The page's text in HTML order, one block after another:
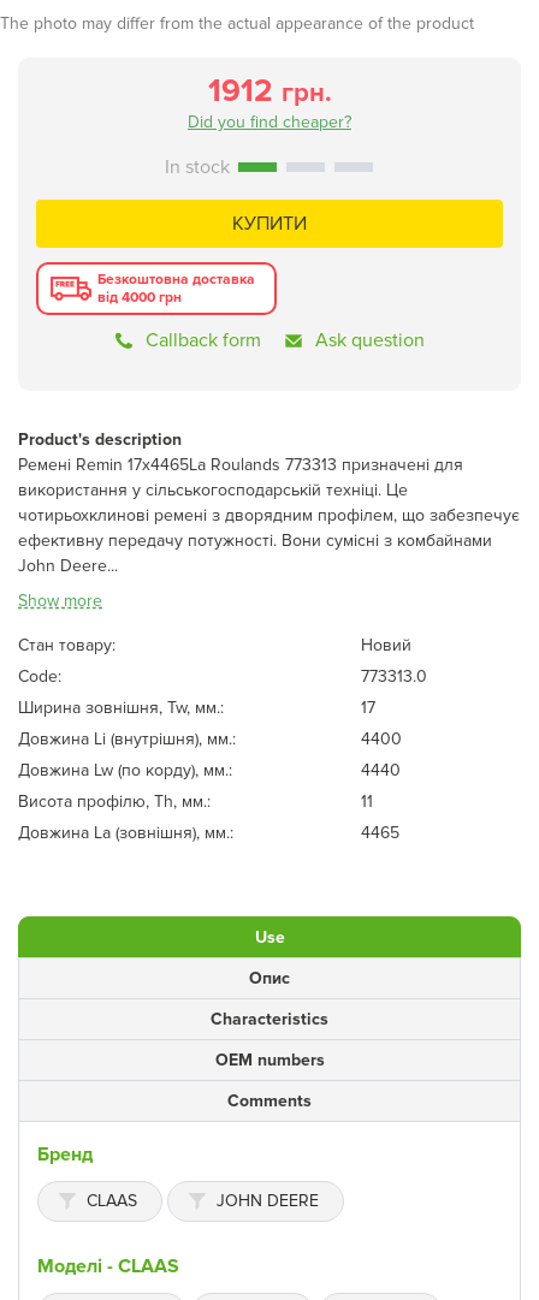
The photo may differ from the actual appearance of the product
1912 грн.
Did you find cheaper?
КУПИТИ
Безкоштовна доставка
від 4000 грн
Callback form Ask question
Product's description
Ремені Remin 17x4465La Roulands 773313 призначені для
використання у сільськогосподарській техніці. Це
чотирьохклинові ремені з дворядним профілем, що забезпечує
ефективну передачу потужності. Вони сумісні з комбайнами
John Deere...
Show more
Стан товару:
Новий
Code:
773313.0
Ширина зовнішня, Tw, мм.:
17
Довжина Li (внутрішня), мм.:
4400
Довжина Lw (по корду), мм.:
4440
Висота профілю, Th, мм.:
11
Довжина La (зовнішня), мм.:
4465
Use
Опис
Characteristics
OEM numbers
Comments
Бренд
CLAAS JOHN DEERE
Моделі - CLAAS